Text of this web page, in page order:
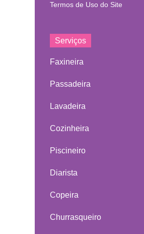
Termos de Uso do Site
Serviços
Faxineira
Passadeira
Lavadeira
Cozinheira
Piscineiro
Diarista
Copeira
Churrasqueiro